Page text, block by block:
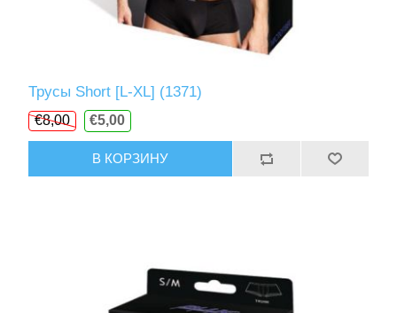
Трусы Short [L-XL] (1371)
€8,00 €5,00
В КОРЗИНУ